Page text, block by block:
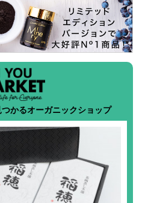
かるオーガニックショップ